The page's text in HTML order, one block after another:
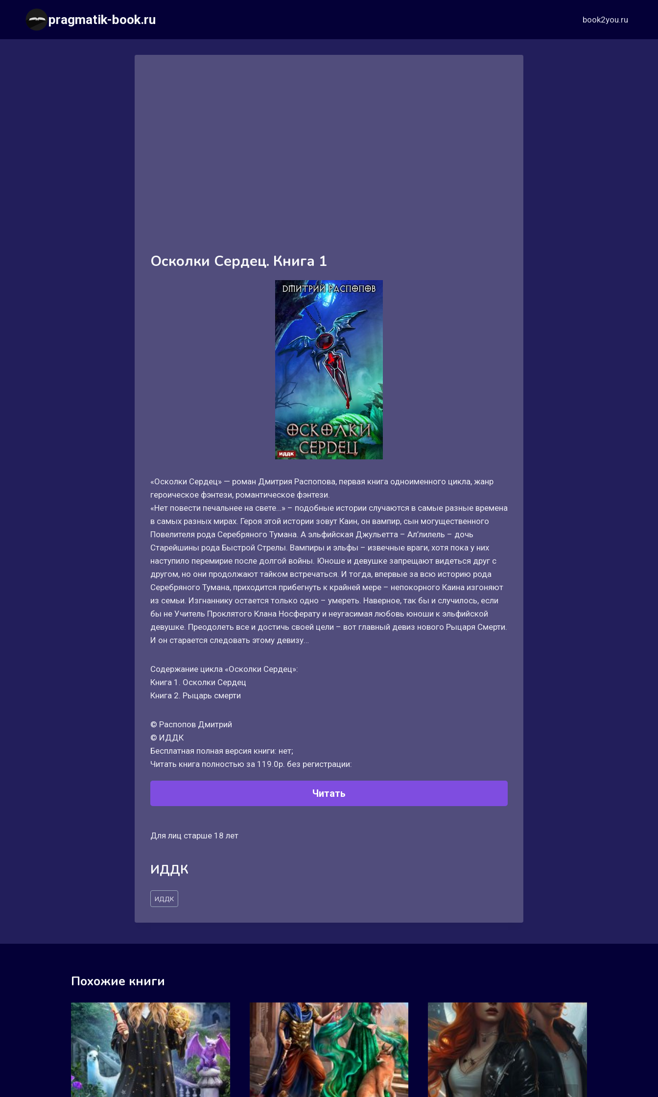
содержимому
pragmatik-book.ru book2you.ru
Осколки Сердец. Книга 1
«Осколки Сердец» — роман Дмитрия Распопова, первая книга одноименного цикла, жанр
героическое фэнтези, романтическое фэнтези.
«Нет повести печальнее на свете…» – подобные истории случаются в самые разные времена
в самых разных мирах. Героя этой истории зовут Каин, он вампир, сын могущественного
Повелителя рода Серебряного Тумана. А эльфийская Джульетта – Ал’лилель – дочь
Старейшины рода Быстрой Стрелы. Вампиры и эльфы – извечные враги, хотя пока у них
наступило перемирие после долгой войны. Юноше и девушке запрещают видеться друг с
другом, но они продолжают тайком встречаться. И тогда, впервые за всю историю рода
Серебряного Тумана, приходится прибегнуть к крайней мере – непокорного Каина изгоняют
из семьи. Изгнаннику остается только одно – умереть. Наверное, так бы и случилось, если
бы не Учитель Проклятого Клана Носферату и неугасимая любовь юноши к эльфийской
девушке. Преодолеть все и достичь своей цели – вот главный девиз нового Рыцаря Смерти.
И он старается следовать этому девизу…
Содержание цикла «Осколки Сердец»:
Книга 1. Осколки Сердец
Книга 2. Рыцарь смерти
© Распопов Дмитрий
© ИДДК
Бесплатная полная версия книги: нет;
Читать книга полностью за 119.0р. без регистрации:
Читать
Для лиц старше 18 лет
ИДДК
Метки
записи:
ИДДК
Похожие книги